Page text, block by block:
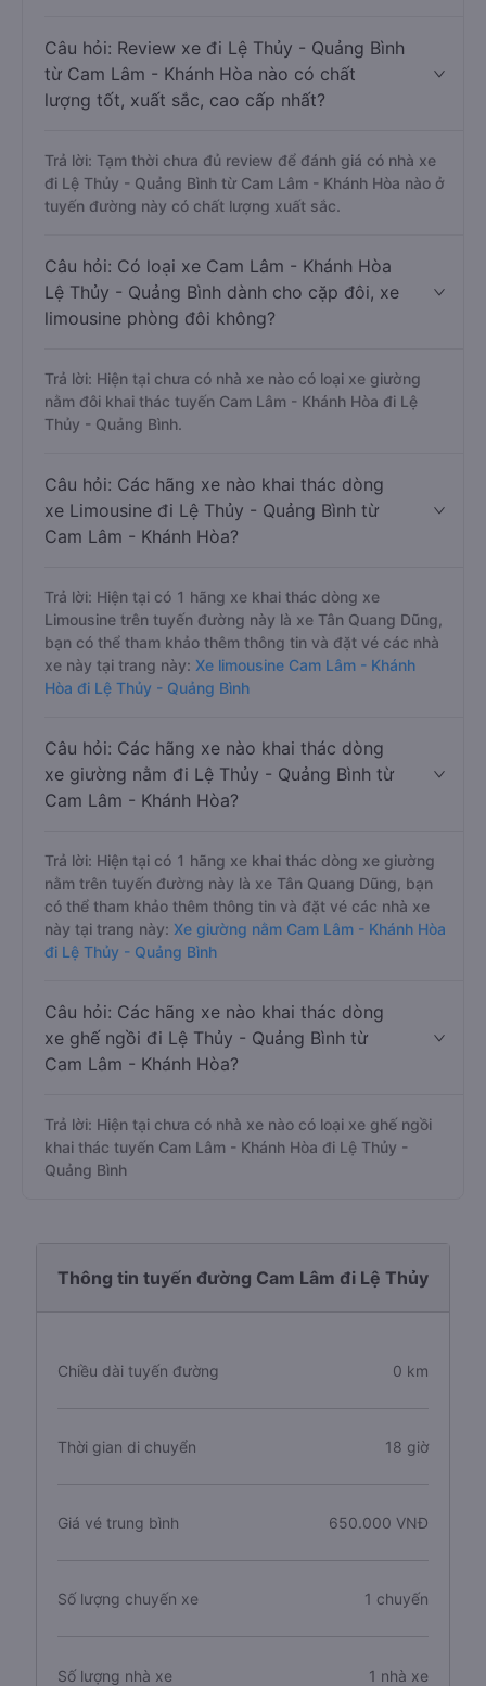
Câu hỏi: Review xe đi Lệ Thủy - Quảng Bình
từ Cam Lâm - Khánh Hòa nào có chất
lượng tốt, xuất sắc, cao cấp nhất?
Trả lời: Tạm thời chưa đủ review để đánh giá có nhà xe
đi Lệ Thủy - Quảng Bình từ Cam Lâm - Khánh Hòa nào ở
tuyến đường này có chất lượng xuất sắc.
Câu hỏi: Có loại xe Cam Lâm - Khánh Hòa
Lệ Thủy - Quảng Bình dành cho cặp đôi, xe
limousine phòng đôi không?
Trả lời: Hiện tại chưa có nhà xe nào có loại xe giường
nằm đôi khai thác tuyến Cam Lâm - Khánh Hòa đi Lệ
Thủy - Quảng Bình.
Câu hỏi: Các hãng xe nào khai thác dòng
xe Limousine đi Lệ Thủy - Quảng Bình từ
Cam Lâm - Khánh Hòa?
Trả lời: Hiện tại có 1 hãng xe khai thác dòng xe
Limousine trên tuyến đường này là xe Tân Quang Dũng,
bạn có thể tham khảo thêm thông tin và đặt vé các nhà
xe này tại trang này: Xe limousine Cam Lâm - Khánh
Hòa đi Lệ Thủy - Quảng Bình
Câu hỏi: Các hãng xe nào khai thác dòng
xe giường nằm đi Lệ Thủy - Quảng Bình từ
Cam Lâm - Khánh Hòa?
Trả lời: Hiện tại có 1 hãng xe khai thác dòng xe giường
nằm trên tuyến đường này là xe Tân Quang Dũng, bạn
có thể tham khảo thêm thông tin và đặt vé các nhà xe
này tại trang này: Xe giường nằm Cam Lâm - Khánh Hòa
đi Lệ Thủy - Quảng Bình
Câu hỏi: Các hãng xe nào khai thác dòng
xe ghế ngồi đi Lệ Thủy - Quảng Bình từ
Cam Lâm - Khánh Hòa?
Trả lời: Hiện tại chưa có nhà xe nào có loại xe ghế ngồi
khai thác tuyến Cam Lâm - Khánh Hòa đi Lệ Thủy -
Quảng Bình
Thông tin tuyến đường Cam Lâm đi Lệ Thủy
Chiều dài tuyến đường 0 km
Thời gian di chuyển 18 giờ
Giá vé trung bình 650.000 VNĐ
Số lượng chuyến xe 1 chuyến
Số lượng nhà xe 1 nhà xe